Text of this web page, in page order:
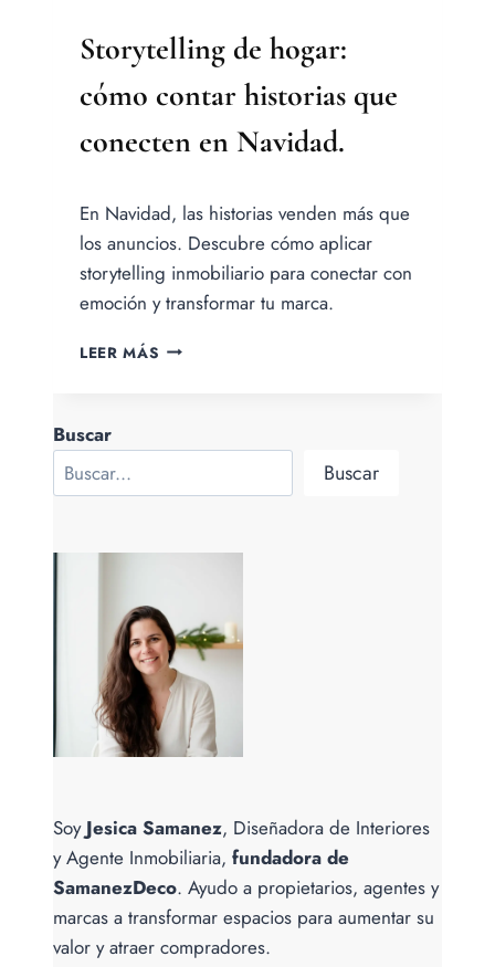
Storytelling de hogar:
cómo contar historias que
conecten en Navidad.
Jesica
Samanez
En Navidad, las historias venden más que
los anuncios. Descubre cómo aplicar
storytelling inmobiliario para conectar con
emoción y transformar tu marca.
LEER MÁS STORYTELLING
NAVIDAD.
Buscar
Buscar
Soy Jesica Samanez, Diseñadora de Interiores
y Agente Inmobiliaria, fundadora de
SamanezDeco. Ayudo a propietarios, agentes y
marcas a transformar espacios para aumentar su
valor y atraer compradores.